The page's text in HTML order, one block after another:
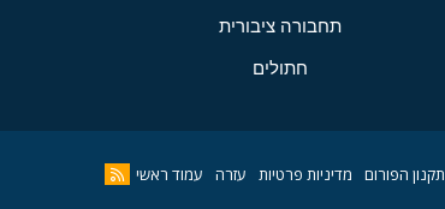
תחבורה ציבורית
חתולים
תקנון הפורום מדיניות פרטיות עזרה עמוד ראשי